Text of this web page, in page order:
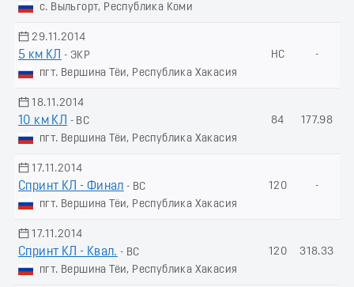
с. Выльгорт, Республика Коми
29.11.2014
5 км КЛ
- ЭКР
пгт. Вершина Тёи, Республика Хакасия
НС -
18.11.2014
10 км КЛ
- ВС
пгт. Вершина Тёи, Республика Хакасия
84 177.98
17.11.2014
Спринт КЛ - Финал - ВС
пгт. Вершина Тёи, Республика Хакасия
120 -
17.11.2014
Спринт КЛ - Квал. - ВС
пгт. Вершина Тёи, Республика Хакасия
120 318.33